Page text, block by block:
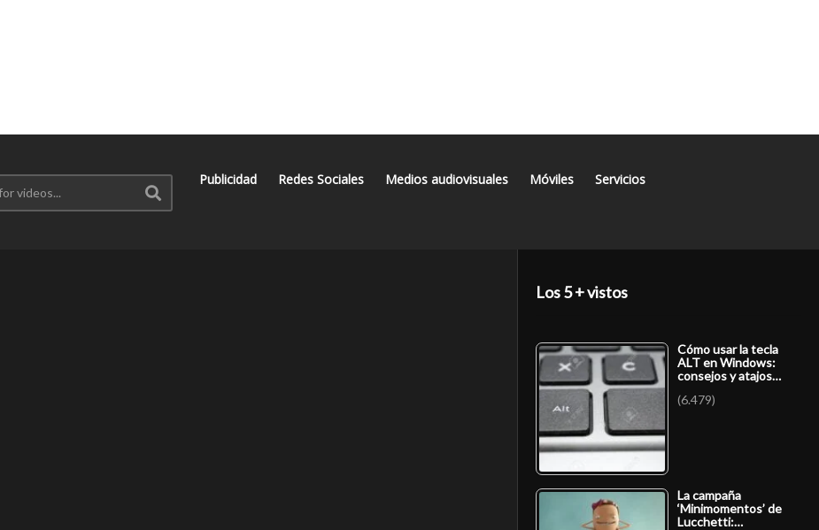
Publicidad Redes Sociales Medios audiovisuales Móviles Servicios
Los 5 + vistos
Cómo usar la tecla
ALT en Windows:
consejos y atajos…
(6.479)
La campaña
‘Minimomentos’ de
Lucchetti:…